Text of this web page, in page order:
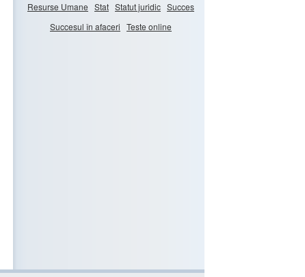
Resurse Umane Stat Statut juridic Succes
Succesul în afaceri Teste online